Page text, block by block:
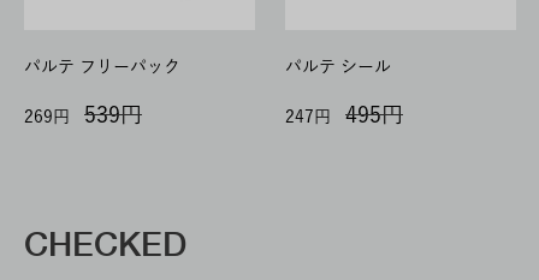
パルテ フリーパック
539
269
パルテ シール
495
247
CHECKED